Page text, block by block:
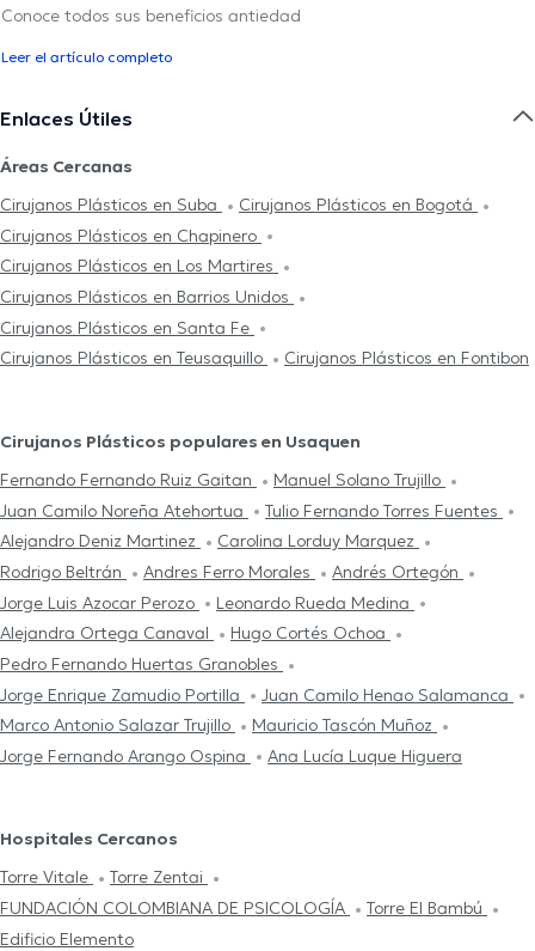
Conoce todos sus beneficios antiedad
Leer el artículo completo
Enlaces Útiles
Áreas Cercanas
Cirujanos Plásticos en Suba
Cirujanos Plásticos en Bogotá
Cirujanos Plásticos en Chapinero
Cirujanos Plásticos en Los Martires
Cirujanos Plásticos en Barrios Unidos
Cirujanos Plásticos en Santa Fe
Cirujanos Plásticos en Teusaquillo
Cirujanos Plásticos en Fontibon
Cirujanos Plásticos populares en Usaquen
Fernando Fernando Ruiz Gaitan
Manuel Solano Trujillo
Juan Camilo Noreña Atehortua
Tulio Fernando Torres Fuentes
Alejandro Deniz Martinez
Carolina Lorduy Marquez
Rodrigo Beltrán
Andres Ferro Morales
Andrés Ortegón
Jorge Luis Azocar Perozo
Leonardo Rueda Medina
Alejandra Ortega Canaval
Hugo Cortés Ochoa
Pedro Fernando Huertas Granobles
Jorge Enrique Zamudio Portilla
Juan Camilo Henao Salamanca
Marco Antonio Salazar Trujillo
Mauricio Tascón Muñoz
Jorge Fernando Arango Ospina
Ana Lucía Luque Higuera
Hospitales Cercanos
Torre Vitale
Torre Zentai
FUNDACIÓN COLOMBIANA DE PSICOLOGÍA
Torre El Bambú
Edificio Elemento